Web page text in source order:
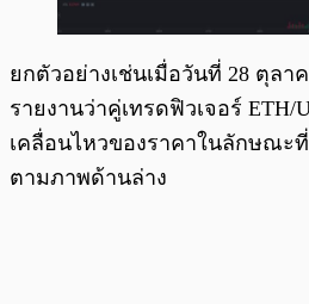
ยกตัวอย่างเช่นเมื่อวันที่ 28 ตุลา
รายงานว่าคู่เทรดฟิวเจอร์ ETH/
เคลื่อนไหวของราคาในลักษณะ
ตามภาพด้านล่าง